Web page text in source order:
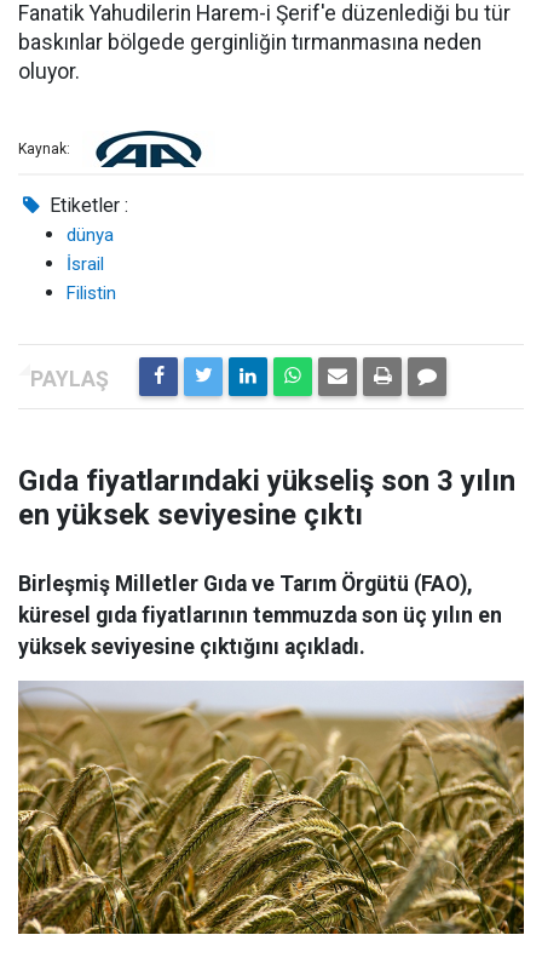
Fanatik Yahudilerin Harem-i Şerif'e düzenlediği bu tür
baskınlar bölgede gerginliğin tırmanmasına neden
oluyor.
Kaynak:
Etiketler :
dünya
İsrail
Filistin
Gıda fiyatlarındaki yükseliş son 3 yılın
en yüksek seviyesine çıktı
Birleşmiş Milletler Gıda ve Tarım Örgütü (FAO),
küresel gıda fiyatlarının temmuzda son üç yılın en
yüksek seviyesine çıktığını açıkladı.